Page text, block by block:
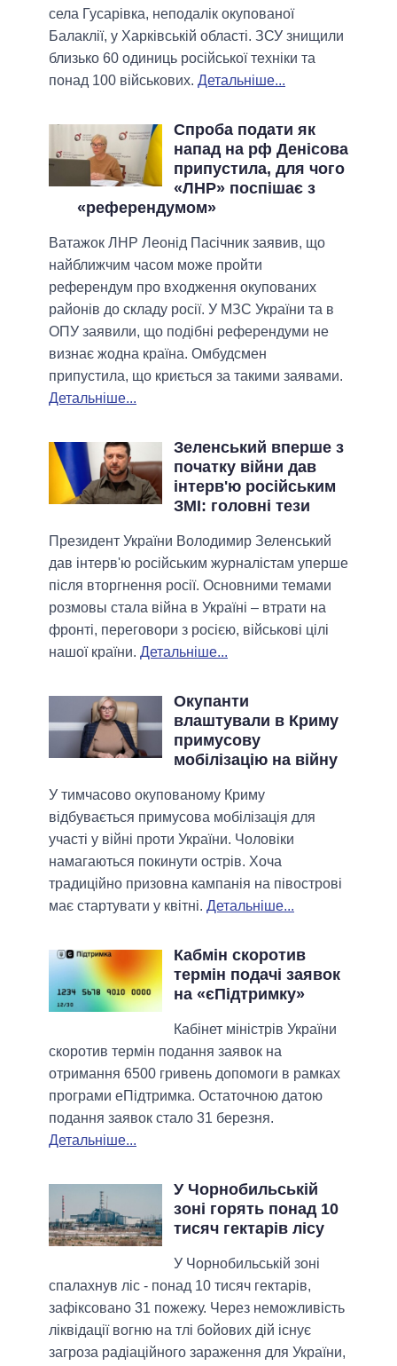
села Гусарівка, неподалік окупованої
Балаклії, у Харківській області. ЗСУ знищили
близько 60 одиниць російської техніки та
понад 100 військових. Детальніше...
Спроба подати як
напад на рф Денісова
припустила, для чого
«ЛНР» поспішає з
«референдумом»
Ватажок ЛНР Леонід Пасічник заявив, що
найближчим часом може пройти
референдум про входження окупованих
районів до складу росії. У МЗС України та в
ОПУ заявили, що подібні референдуми не
визнає жодна країна. Омбудсмен
припустила, що криється за такими заявами.
Детальніше...
Зеленський вперше з
початку війни дав
інтерв'ю російським
ЗМІ: головні тези
Президент України Володимир Зеленський
дав інтерв'ю російським журналістам уперше
після вторгнення росії. Основними темами
розмовы стала війна в Україні – втрати на
фронті, переговори з росією, військові цілі
нашої країни. Детальніше...
Окупанти
влаштували в Криму
примусову
мобілізацію на війну
У тимчасово окупованому Криму
відбувається примусова мобілізація для
участі у війні проти України. Чоловіки
намагаються покинути острів. Хоча
традиційно призовна кампанія на півострові
має стартувати у квітні. Детальніше...
Кабмін скоротив
термін подачі заявок
на «єПідтримку»
Кабінет міністрів України
скоротив термін подання заявок на
отримання 6500 гривень допомоги в рамках
програми еПідтримка. Остаточною датою
подання заявок стало 31 березня.
Детальніше...
У Чорнобильській
зоні горять понад 10
тисяч гектарів лісу
У Чорнобильській зоні
спалахнув ліс - понад 10 тисяч гектарів,
зафіксовано 31 пожежу. Через неможливість
ліквідації вогню на тлі бойових дій існує
загроза радіаційного зараження для України,